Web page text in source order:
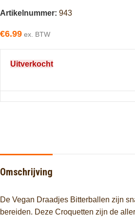
Artikelnummer: 943
€6.99 ex. BTW
Uitverkocht
Omschrijving
De Vegan Draadjes Bitterballen zijn
bereiden. Deze Croquetten zijn de